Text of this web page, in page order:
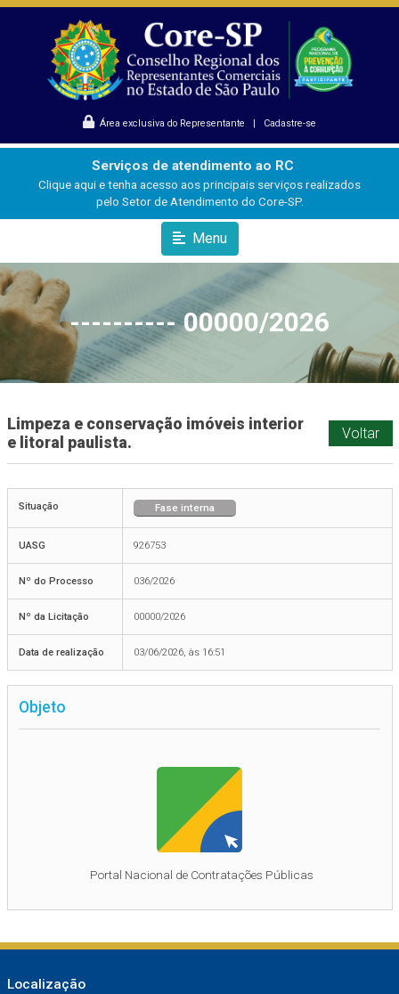
Área exclusiva do Representante | Cadastre-se
Serviços de atendimento ao RC
Clique aqui e tenha acesso aos principais serviços realizados
pelo Setor de Atendimento do Core-SP.
Menu
---------- 00000/2026
Limpeza e conservação imóveis interior
e litoral paulista.
Voltar
Situação Fase interna
UASG 926753
Nº do Processo 036/2026
Nº da Licitação 00000/2026
Data de realização 03/06/2026, às 16:51
Objeto
Portal Nacional de Contratações Públicas
Localização